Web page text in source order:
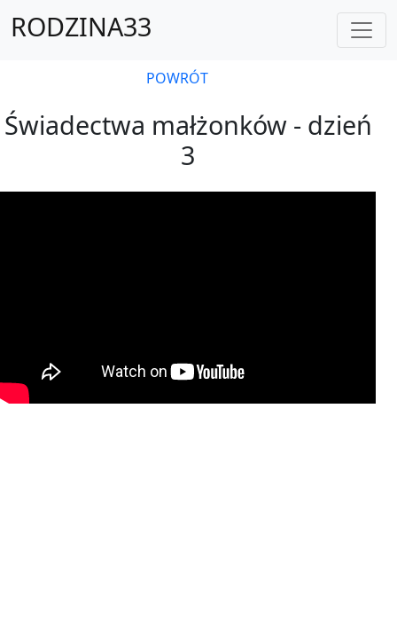
RODZINA33
POWRÓT
Świadectwa małżonków - dzień
3